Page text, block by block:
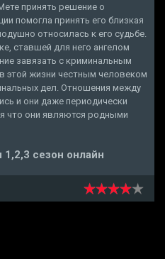
принять решение о
помогла принять его близкая
относилась к его судьбе.
ставшей для него ангелом
завязать с криминальным
этой жизни честным человеком
дел. Отношения между
и они даже периодически
что они являются родными
сезон онлайн